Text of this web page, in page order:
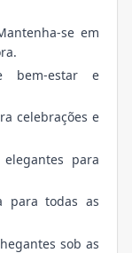
se em
bem-estar e
celebrações e
para
para todas as
sob as